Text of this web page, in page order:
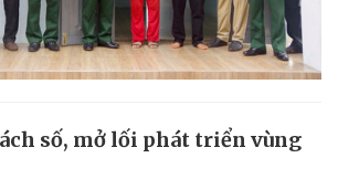
số, mở lối phát triển vùng